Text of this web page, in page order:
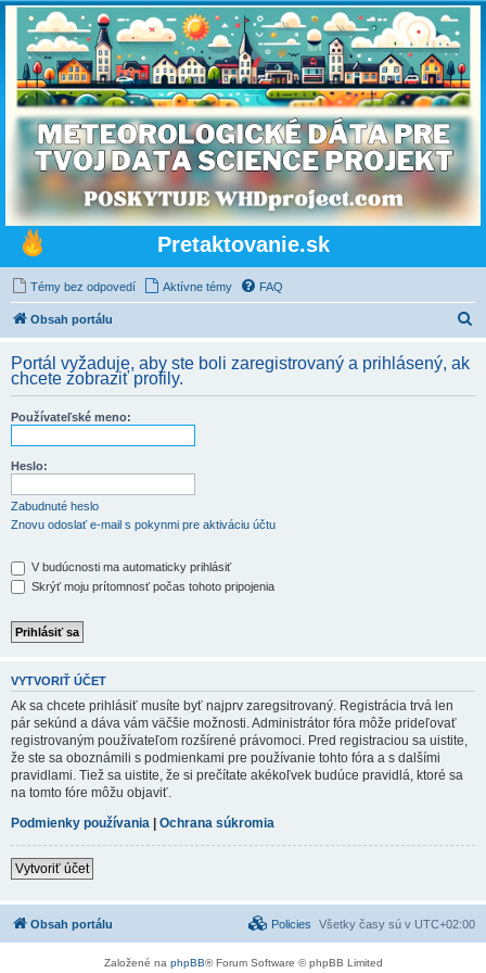
Pretaktovanie.sk
Témy bez odpovedí Aktívne témy FAQ
Obsah portálu
d
Portál vyžaduje, aby ste boli zaregistrovaný a prihlásený, ak
chcete zobraziť profily.
Používateľské meno:
Heslo:
Zabudnuté heslo
Znovu odoslať e-mail s pokynmi pre aktiváciu účtu
V budúcnosti ma automaticky prihlásiť
Skrýť moju prítomnosť počas tohoto pripojenia
VYTVORIŤ ÚČET
Ak sa chcete prihlásiť musíte byť najprv zaregsitrovaný. Registrácia trvá len
pár sekúnd a dáva vám väčšie možnosti. Administrátor fóra môže prideľovať
registrovaným používateľom rozšírené právomoci. Pred registraciou sa uistite,
že ste sa oboznámili s podmienkami pre používanie tohto fóra a s dalšími
pravidlami. Tiež sa uistite, že si prečítate akékoľvek budúce pravidlá, ktoré sa
na tomto fóre môžu objaviť.
Podmienky používania | Ochrana súkromia
Vytvoriť účet
Obsah portálu Všetky časy sú v UTC+02:00
Policies
Založené na phpBB® Forum Software © phpBB Limited